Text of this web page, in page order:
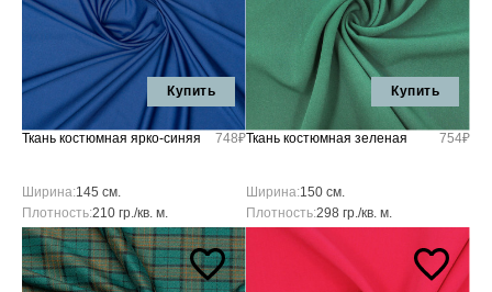
Купить
Ткань костюмная ярко-синяя 748₽
Ширина:145 см.
Плотность:210 гр./кв. м.
Купить
Ткань костюмная зеленая 754₽
Ширина:150 см.
Плотность:298 гр./кв. м.